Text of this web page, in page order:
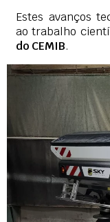
Estes avanços
ao trabalho
do CEMIB.